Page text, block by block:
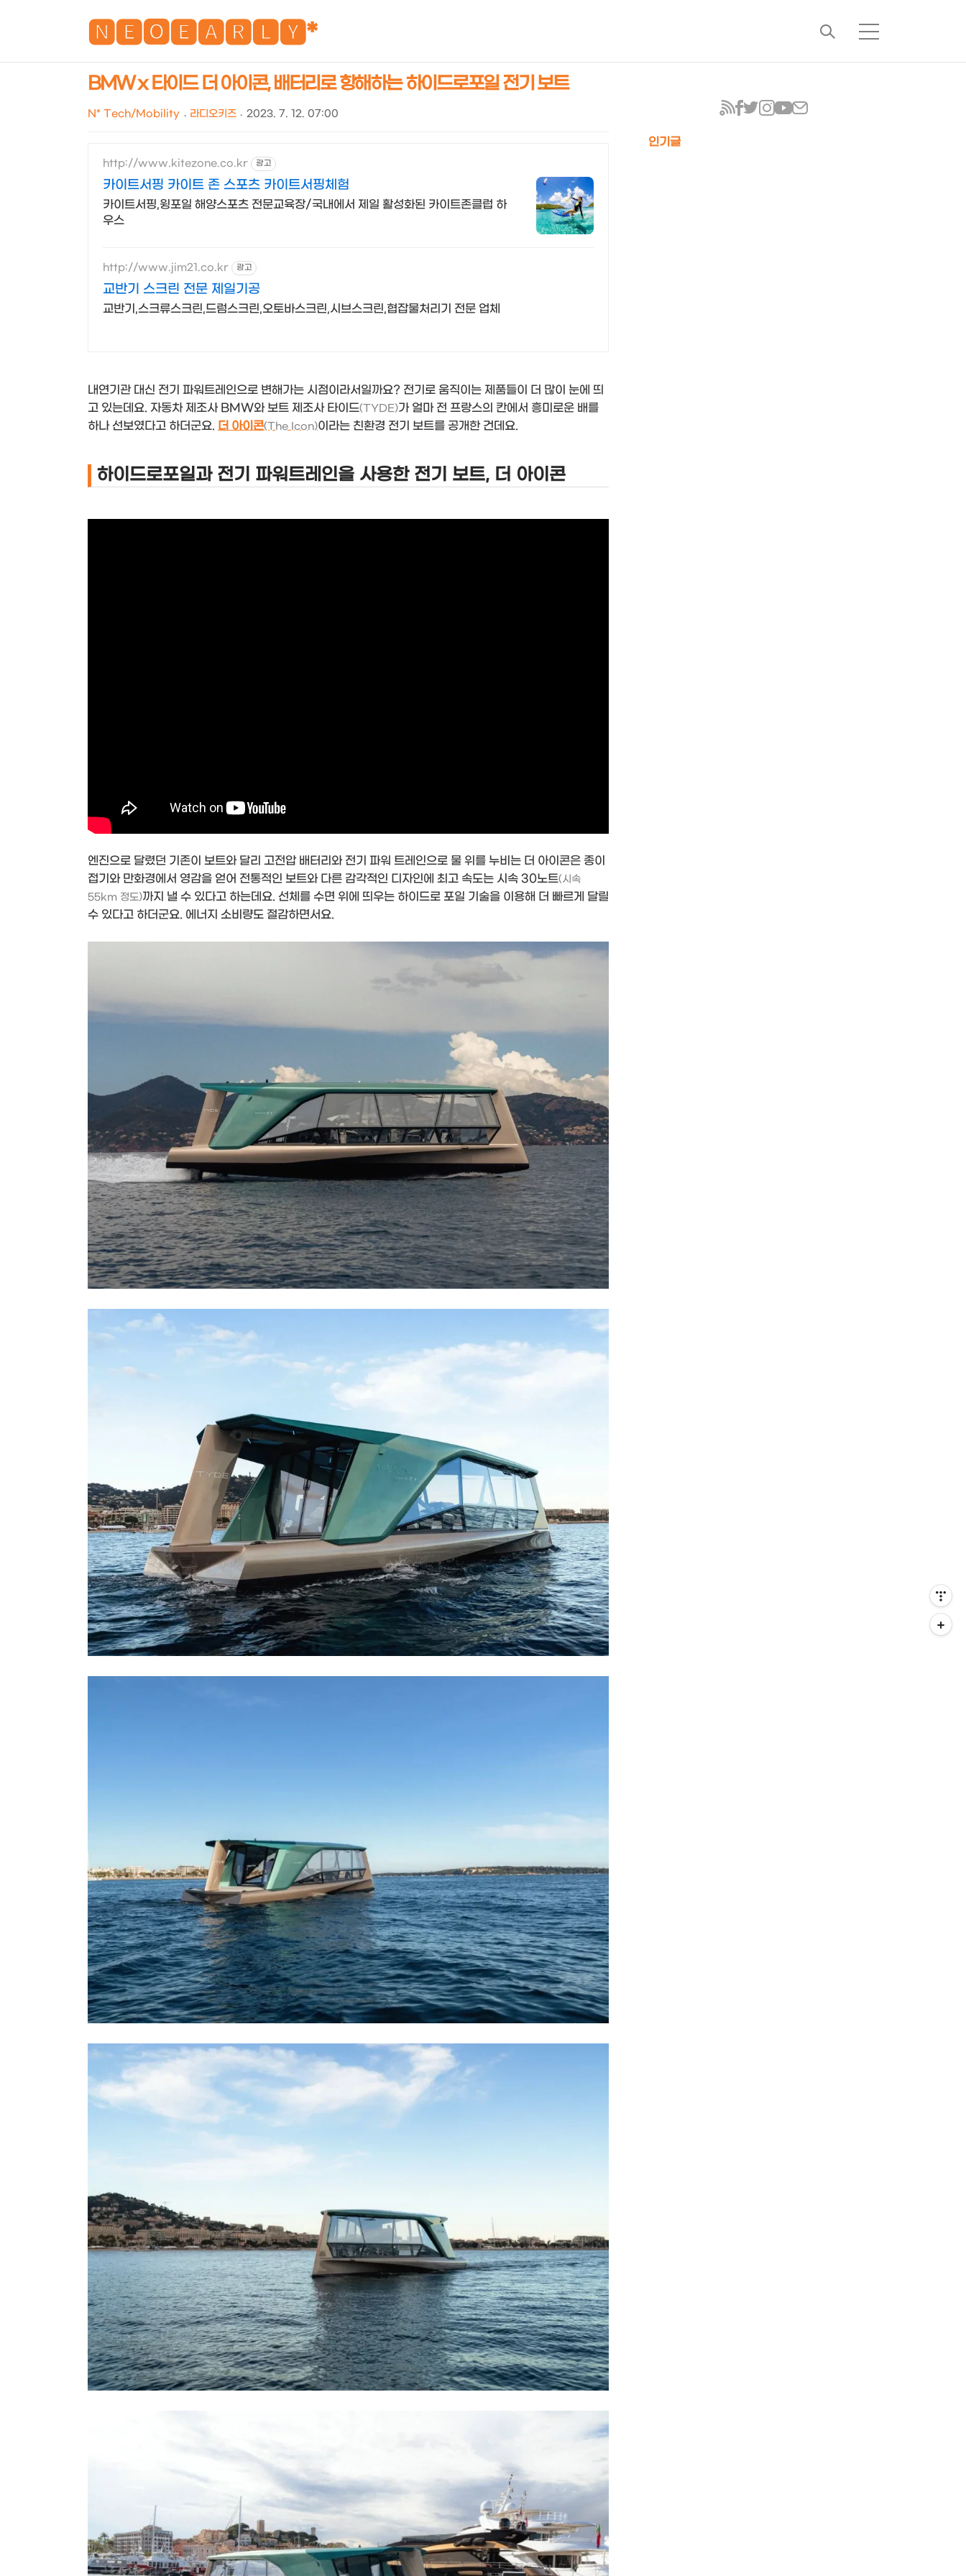
🅽🅴🅾🅴🅰🆁🅻🆈*NEOEARLY*
검
메
BMW x 타이드 더 아이콘, 배터리로 항해하는 하이드로포일 전기 보트
N* Tech/Mobility 라디오키즈 2023. 7. 12. 07:00
http://www.kitezone.co.kr 광고
카이트서핑 카이트 존 스포츠 카이트서핑체험
카이트서핑,윙포일 해양스포츠 전문교육장/국내에서 제일 활성화된 카이트존클럽 하
우스
http://www.jim21.co.kr 광고
교반기 스크린 전문 제일기공
교반기,스크류스크린,드럼스크린,오토바스크린,시브스크린,협잡물처리기 전문 업체
내연기관 대신 전기 파워트레인으로 변해가는 시점이라서일까요? 전기로 움직이는 제품들이 더 많이 눈에 띄
고 있는데요. 자동차 제조사 BMW와 보트 제조사 타이드(TYDE)가 얼마 전 프랑스의 칸에서 흥미로운 배를
하나 선보였다고 하더군요. 더 아이콘(The Icon)이라는 친환경 전기 보트를 공개한 건데요.
하이드로포일과 전기 파워트레인을 사용한 전기 보트, 더 아이콘
엔진으로 달렸던 기존이 보트와 달리 고전압 배터리와 전기 파워 트레인으로 물 위를 누비는 더 아이콘은 종이
접기와 만화경에서 영감을 얻어 전통적인 보트와 다른 감각적인 디자인에 최고 속도는 시속 30노트(시속
55km 정도)까지 낼 수 있다고 하는데요. 선체를 수면 위에 띄우는 하이드로 포일 기술을 이용해 더 빠르게 달릴
수 있다고 하더군요. 에너지 소비량도 절감하면서요.
인기글